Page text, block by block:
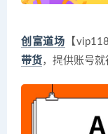
创富道场 【
带货，提供账号